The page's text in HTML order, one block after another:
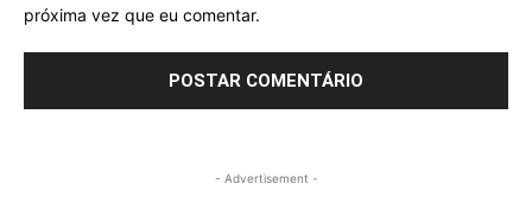
próxima vez que eu comentar.
- Advertisement -